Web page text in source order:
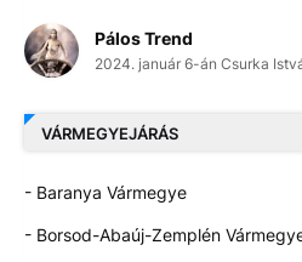
Pálos Trend
2024. január 6-án Csurka
VÁRMEGYEJÁRÁS
- Baranya Vármegye
- Borsod-Abaúj-Zemplén